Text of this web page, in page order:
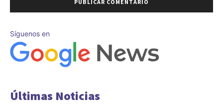
Síguenos en
Últimas Noticias